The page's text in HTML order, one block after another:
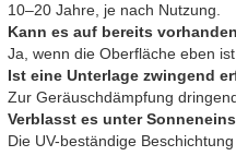
10–20 Jahre, je nach Nutzung.
Kann es auf bereits
Ja, wenn die Oberfläche eben ist.
Ist eine Unterlage zwingend
Zur Geräuschdämpfung
Verblasst es unter
Die UV-beständige